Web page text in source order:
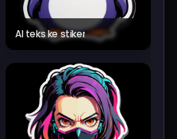
AI teks ke stiker